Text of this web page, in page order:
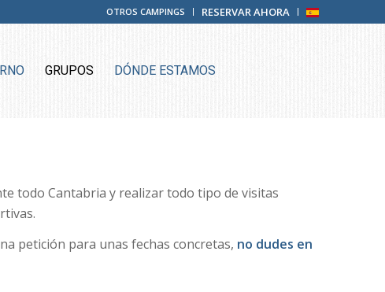
OTROS CAMPINGS RESERVAR AHORA
GRUPOS DÓNDE ESTAMOS
todo Cantabria y realizar todo tipo de visitas
petición para unas fechas concretas, no dudes en